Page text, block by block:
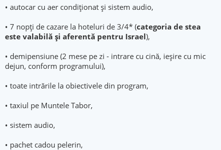
• autocar cu aer condiționat și sistem audio,
• 7 nopți de cazare la hoteluri de 3/4* (categoria de stea
este valabilă şi aferentă pentru Israel),
• demipensiune (2 mese pe zi - intrare cu cină, ieșire cu mic
dejun, conform programului),
• toate intrările la obiectivele din program,
• taxiul pe Muntele Tabor,
• sistem audio,
• pachet cadou pelerin,